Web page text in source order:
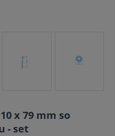
x 79 mm so
- set